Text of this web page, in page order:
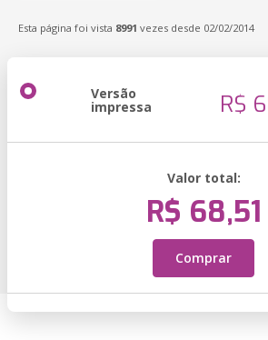
Esta página foi vista 8991 vezes desde 02/02/2014
Versão
impressa R$
Valor total:
R$ 68,51
Comprar